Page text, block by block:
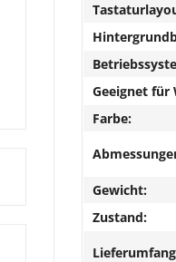
Geeignet für
Farbe:
Gewicht:
Zustand: